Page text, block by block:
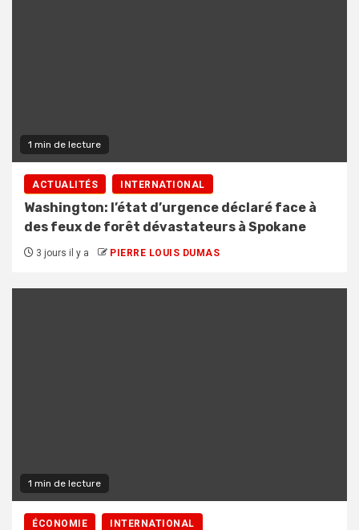
1 min de lecture
ACTUALITÉS INTERNATIONAL
Washington: l’état d’urgence déclaré face à
des feux de forêt dévastateurs à Spokane
3 jours il y a PIERRE LOUIS DUMAS
1 min de lecture
ÉCONOMIE INTERNATIONAL